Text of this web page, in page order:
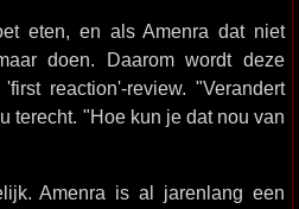
eten, en als Amenra dat niet
doen. Daarom wordt deze
reaction'-review. "Verandert
terecht. "Hoe kun je dat nou van
Amenra is al jarenlang een